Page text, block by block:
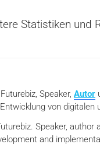
Statistiken und
Speaker, Autor
von digitalen
Speaker,
and